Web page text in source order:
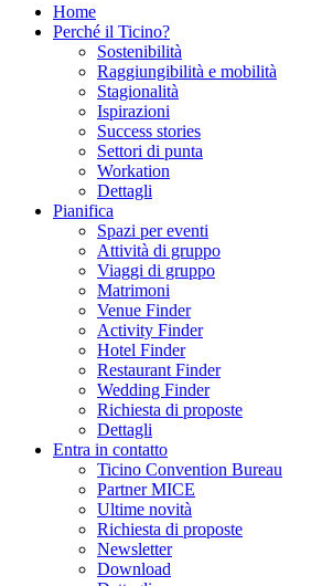
Home
Perché il Ticino?
Sostenibilità
Raggiungibilità e mobilità
Stagionalità
Ispirazioni
Success stories
Settori di punta
Workation
Dettagli
Pianifica
Spazi per eventi
Attività di gruppo
Viaggi di gruppo
Matrimoni
Venue Finder
Activity Finder
Hotel Finder
Restaurant Finder
Wedding Finder
Richiesta di proposte
Dettagli
Entra in contatto
Ticino Convention Bureau
Partner MICE
Ultime novità
Richiesta di proposte
Newsletter
Download